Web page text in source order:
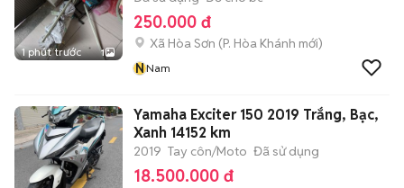
1 phút trước 1
250.000 đ
Xã Hòa Sơn (P. Hòa Khánh mới)
NNam
Yamaha Exciter 150 2019 Trắng, Bạc,
Xanh 14152 km
2019 Tay côn/Moto Đã sử dụng
18.500.000 đ